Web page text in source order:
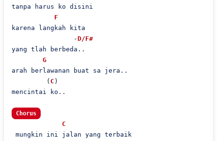
tanpa harus ko disini
F
karena langkah kita
                -
D/F#
yang tlah berbeda..
G
arah berlawanan buat sa jera..
         (
C )
mencintai ko..
Chorus
C
mungkin ini jalan yang terbaik